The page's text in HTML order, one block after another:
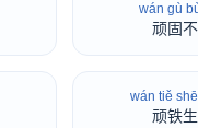
wán gù
顽固
wán tiě
顽铁